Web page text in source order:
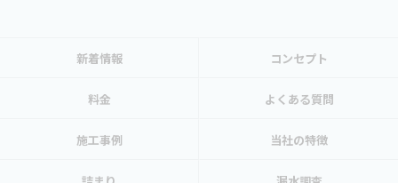
新着情報 コンセプト
料金 よくある質問
施工事例 当社の特徴